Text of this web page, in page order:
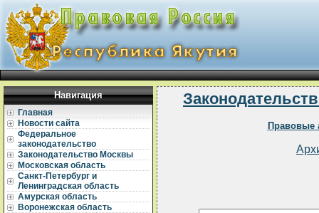
Навигация
Главная
Новости сайта
Федеральное
законодательство
Законодательство Москвы
Московская область
Санкт-Петербург и
Ленинградская область
Амурская область
Воронежская область
Правовые